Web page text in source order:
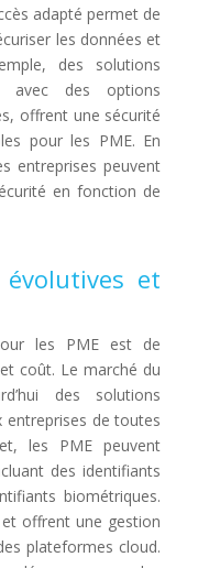
adapté permet de
les données et
des solutions
des options
offrent une sécurité
pour les PME. En
entreprises peuvent
en fonction de
et
les PME est de
coût. Le marché du
des solutions
entreprises de toutes
les PME peuvent
des identifiants
biométriques.
offrent une gestion
plateformes cloud.